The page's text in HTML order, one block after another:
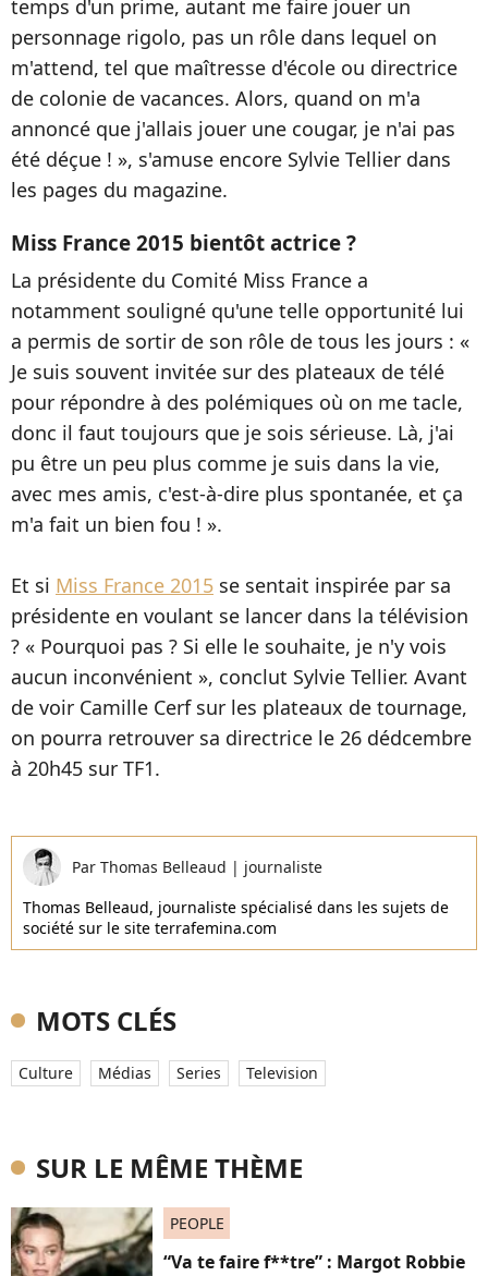
temps d'un prime, autant me faire jouer un
personnage rigolo, pas un rôle dans lequel on
m'attend, tel que maîtresse d'école ou directrice
de colonie de vacances. Alors, quand on m'a
annoncé que j'allais jouer une cougar, je n'ai pas
été déçue ! », s'amuse encore Sylvie Tellier dans
les pages du magazine.
Miss France 2015 bientôt actrice ?
La présidente du Comité Miss France a
notamment souligné qu'une telle opportunité lui
a permis de sortir de son rôle de tous les jours : «
Je suis souvent invitée sur des plateaux de télé
pour répondre à des polémiques où on me tacle,
donc il faut toujours que je sois sérieuse. Là, j'ai
pu être un peu plus comme je suis dans la vie,
avec mes amis, c'est-à-dire plus spontanée, et ça
m'a fait un bien fou ! ».
Et si Miss France 2015 se sentait inspirée par sa
présidente en voulant se lancer dans la télévision
? « Pourquoi pas ? Si elle le souhaite, je n'y vois
aucun inconvénient », conclut Sylvie Tellier. Avant
de voir Camille Cerf sur les plateaux de tournage,
on pourra retrouver sa directrice le 26 dédcembre
à 20h45 sur TF1.
Par Thomas Belleaud | journaliste
Thomas Belleaud, journaliste spécialisé dans les sujets de
société sur le site terrafemina.com
MOTS CLÉS
Culture Médias Series Television
SUR LE MÊME THÈME
PEOPLE
“Va te faire f**tre” : Margot Robbie